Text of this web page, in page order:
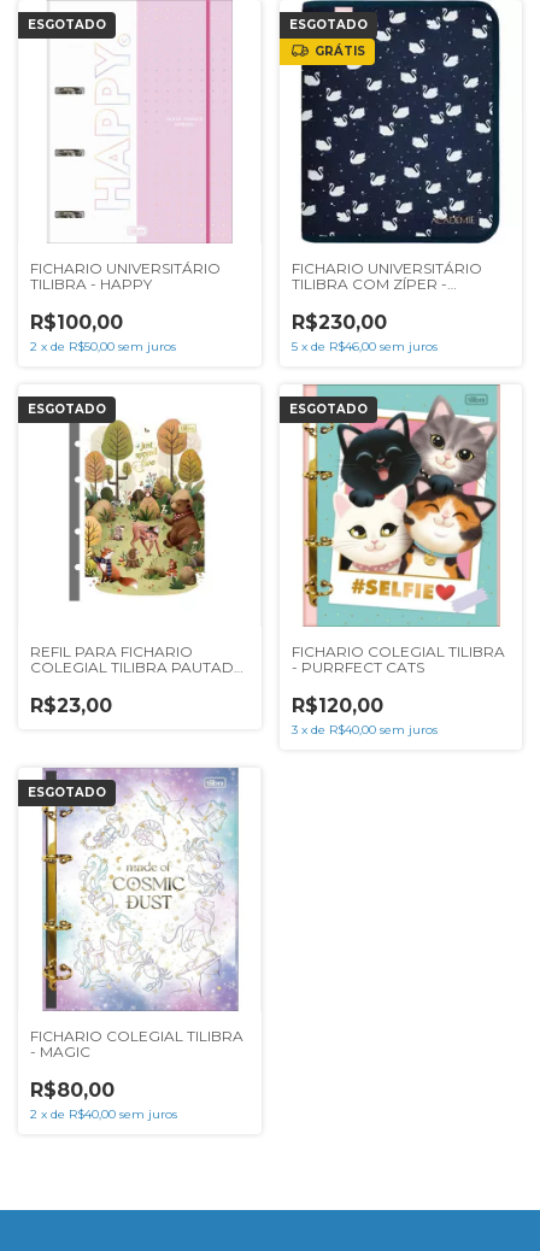
ESGOTADO
FICHARIO UNIVERSITÁRIO
TILIBRA - HAPPY
R$100,00
2 x de R$50,00 sem juros
ESGOTADO
GRÁTIS
FICHARIO UNIVERSITÁRIO
TILIBRA COM ZÍPER -
R$230,00
5 x de R$46,00 sem juros
ESGOTADO
REFIL PARA FICHARIO
COLEGIAL TILIBRA PAUTADO
R$23,00
ESGOTADO
FICHARIO COLEGIAL TILIBRA
- PURRFECT CATS
R$120,00
3 x de R$40,00 sem juros
ESGOTADO
FICHARIO COLEGIAL TILIBRA
- MAGIC
R$80,00
2 x de R$40,00 sem juros